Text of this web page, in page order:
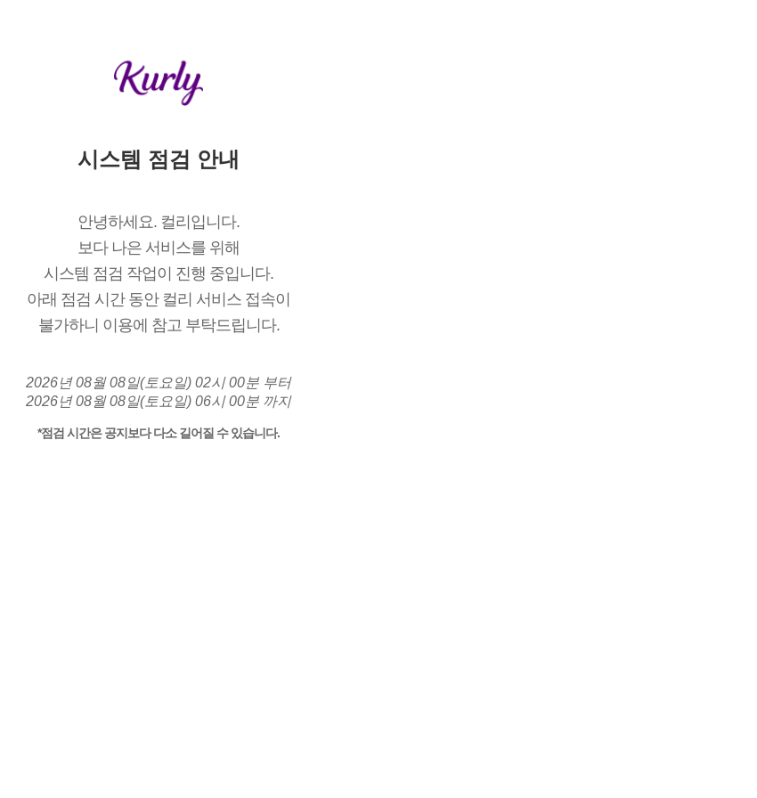
시스템 점검 안내
안녕하세요. 컬리입니다.
보다 나은 서비스를 위해
시스템 점검 작업이 진행 중입니다.
아래 점검 시간 동안 컬리 서비스 접속이
불가하니 이용에 참고 부탁드립니다.
2026년 08월 08일(토요일) 02시 00분 부터
2026년 08월 08일(토요일) 06시 00분 까지
*점검 시간은 공지보다 다소 길어질 수 있습니다.